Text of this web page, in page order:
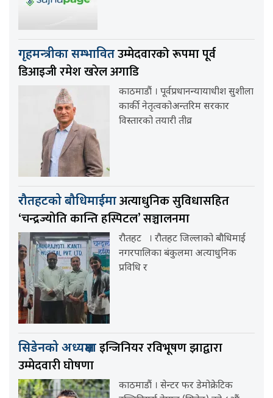
गृहमन्त्रीका सम्भावितउम्मेदवारको रूपमा पूर्व
डिआइजी रमेश खरेल अगाडि
काठमाडौं । पूर्वप्रधानन्यायाधीश सुशीला
कार्की नेतृत्वकोअन्तरिम सरकार
विस्तारको तयारी तीव्र
रौतहटको बौधिमाईमाअत्याधुनिक सुविधासहित
‘चन्द्रज्योति कान्ति हस्पिटल’ सञ्चालनमा
रौतहट । रौतहट जिल्लाको बौधिमाई
नगरपालिका बंकुलमा अत्याधुनिक
प्रविधि र
सिडेनको अध्यक्षमाइन्जिनियर रविभूषण झाद्वारा
उम्मेदवारी घोषणा
काठमाडौं । सेन्टर फर डेमोक्रेटिक